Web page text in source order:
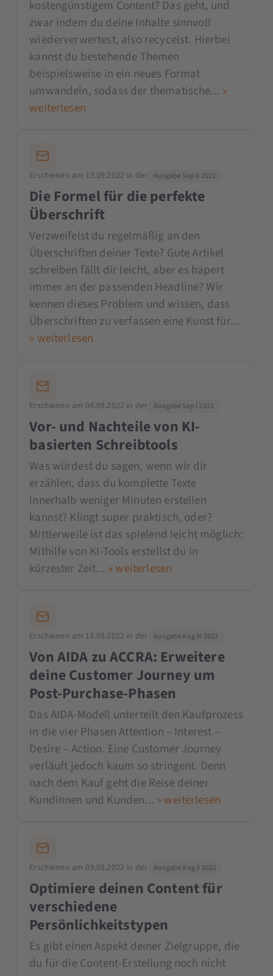
kostengünstigem Content? Das geht, und
zwar indem du deine Inhalte sinnvoll
wiederverwertest, also recycelst. Hierbei
kannst du bestehende Themen
beispielsweise in ein neues Format
umwandeln, sodass der thematische... »
weiterlesen
Erschienen am 13.09.2022 in der Ausgabe Sep II 2022
Die Formel für die perfekte
Überschrift
Verzweifelst du regelmäßig an den
Überschriften deiner Texte? Gute Artikel
schreiben fällt dir leicht, aber es hapert
immer an der passenden Headline? Wir
kennen dieses Problem und wissen, dass
Überschriften zu verfassen eine Kunst für...
» weiterlesen
Erschienen am 06.09.2022 in der Ausgabe Sep I 2022
Vor- und Nachteile von KI-
basierten Schreibtools
Was würdest du sagen, wenn wir dir
erzählen, dass du komplette Texte
innerhalb weniger Minuten erstellen
kannst? Klingt super praktisch, oder?
Mittlerweile ist das spielend leicht möglich:
Mithilfe von KI-Tools erstellst du in
kürzester Zeit... » weiterlesen
Erschienen am 16.08.2022 in der Ausgabe Aug III 2022
Von AIDA zu ACCRA: Erweitere
deine Customer Journey um
Post-Purchase-Phasen
Das AIDA-Modell unterteilt den Kaufprozess
in die vier Phasen Attention – Interest –
Desire – Action. Eine Customer Journey
verläuft jedoch kaum so stringent. Denn
nach dem Kauf geht die Reise deiner
Kundinnen und Kunden... » weiterlesen
Erschienen am 09.08.2022 in der Ausgabe Aug II 2022
Optimiere deinen Content für
verschiedene
Persönlichkeitstypen
Es gibt einen Aspekt deiner Zielgruppe, die
du für die Content-Erstellung noch nicht